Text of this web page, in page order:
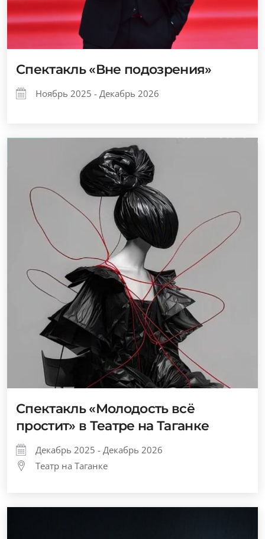
Спектакль «Вне подозрения»
Ноябрь 2025 - Декабрь 2026
Спектакль «Молодость всё
простит» в Театре на Таганке
Декабрь 2025 - Декабрь 2026
Театр на Таганке